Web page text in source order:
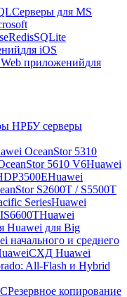
Серверы для MS
RedisSQLite
для iOS
Web приложенийдля
HPБУ серверы
OceanStor 5310
5610 V6Huawei
Huawei
S2600T / S5500T
SeriesHuawei
Huawei
Huawei для Big
начального и среднего
СХД Huawei
All-Flash и Hybrid
Резервное копирование